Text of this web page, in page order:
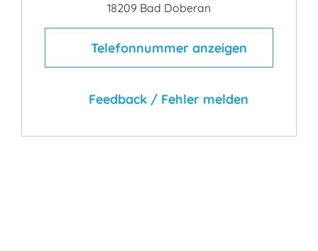
18209 Bad Doberan
Telefonnummer anzeigen
Feedback / Fehler melden